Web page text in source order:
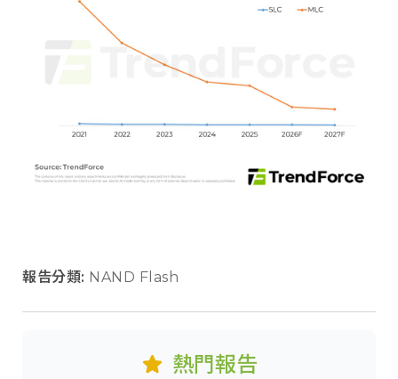
報告分類: NAND Flash
熱門報告